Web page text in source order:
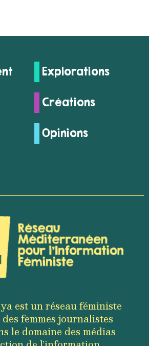
Explorations
Créations
Opinions
est un réseau féministe
femmes journalistes
le domaine des médias